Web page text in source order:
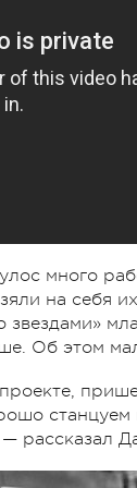
много
на себя
звездами»
Об этом
рассказал